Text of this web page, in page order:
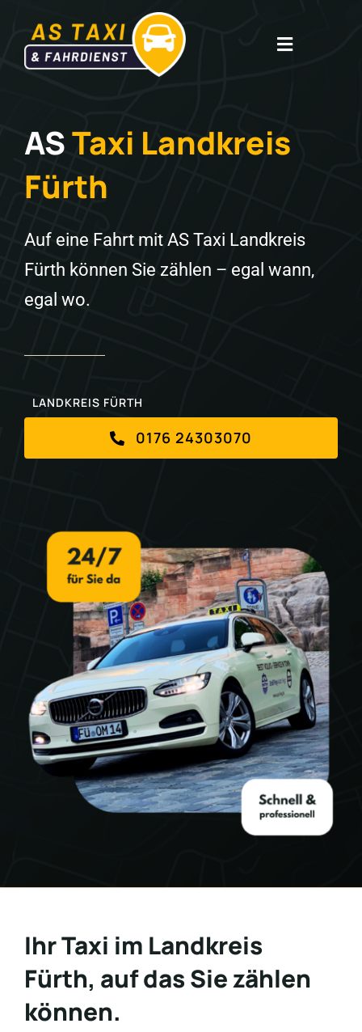
Inhalt
springen
Toggle
TAXITARIF
KRANKENTRANSPORT
KONTAKT
ASTaxi Landkreis
Fürth
Auf eine Fahrt mit AS Taxi Landkreis
Fürth können Sie zählen – egal wann,
egal wo.
LANDKREIS FÜRTH
0176 24303070
Ihr Taxi im Landkreis
Fürth, auf das Sie zählen
können.